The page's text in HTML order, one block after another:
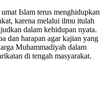
Islam terus menghidupkan
karena melalui ilmu itulah
dalam kehidupan nyata.
dan harapan agar kajian yang
Muhammadiyah dalam
di tengah masyarakat.